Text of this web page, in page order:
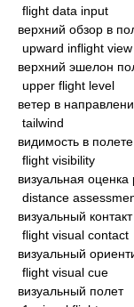
flight data input
верхний обзор в
upward inflight view
верхний эшелон
upper flight level
ветер в
tailwind
видимость в полете
flight visibility
визуальная
distance
визуальный
flight visual contact
визуальный
flight visual cue
визуальный полет